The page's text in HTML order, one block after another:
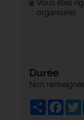
Vous êtes
organisé(e)
.
Durée
Non
Share